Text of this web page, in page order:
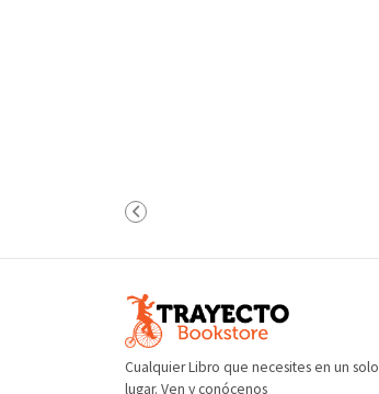
Cualquier Libro que necesites en un solo
lugar. Ven y conócenos